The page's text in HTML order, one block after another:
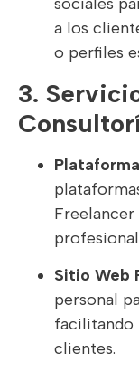
a los
o perfiles
3.
Sitio Web
personal
facilitando
clientes.